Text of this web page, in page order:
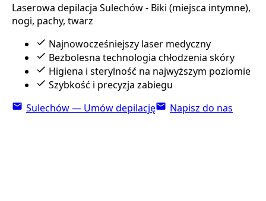
Laserowa depilacja Sulechów - Biki (miejsca intymne),
nogi, pachy, twarz
Najnowocześniejszy laser medyczny
Bezbolesna technologia chłodzenia skóry
Higiena i sterylność na najwyższym poziomie
Szybkość i precyzja zabiegu
Sulechów — Umów depilację
Napisz do nas